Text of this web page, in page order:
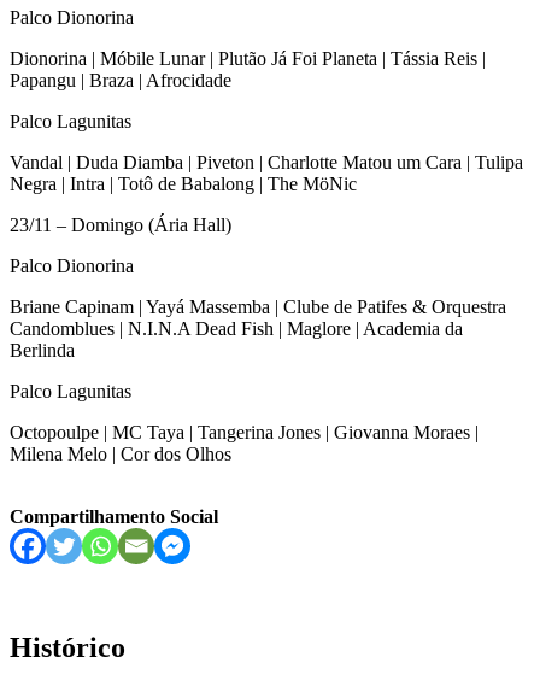
Palco Dionorina
Dionorina | Móbile Lunar | Plutão Já Foi Planeta | Tássia Reis |
Papangu | Braza | Afrocidade
Palco Lagunitas
Vandal | Duda Diamba | Piveton | Charlotte Matou um Cara | Tulipa
Negra | Intra | Totô de Babalong | The MöNic
23/11 – Domingo (Ária Hall)
Palco Dionorina
Briane Capinam | Yayá Massemba | Clube de Patifes & Orquestra
Candomblues | N.I.N.A Dead Fish | Maglore | Academia da
Berlinda
Palco Lagunitas
Octopoulpe | MC Taya | Tangerina Jones | Giovanna Moraes |
Milena Melo | Cor dos Olhos
Compartilhamento Social
Histórico